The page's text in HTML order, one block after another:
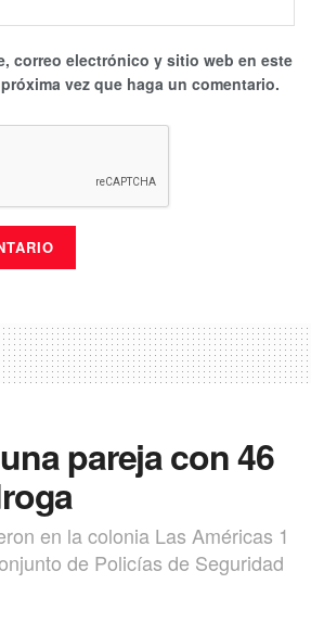
correo electrónico y sitio web en este
vez que haga un comentario.
pareja con 46
en la colonia Las Américas 1
de Policías de Seguridad